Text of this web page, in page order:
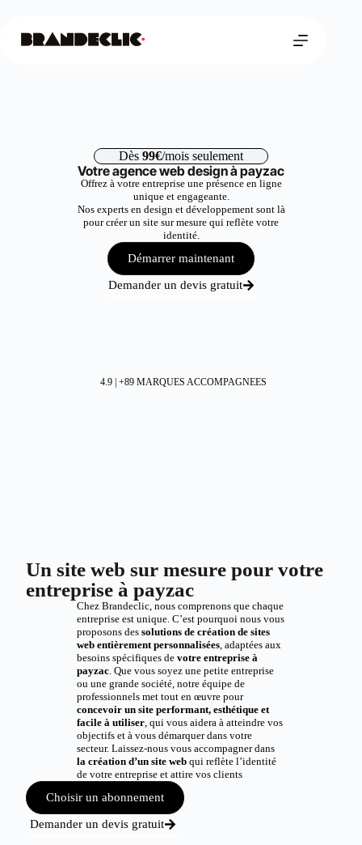
Dès 99€/mois seulement
Votre agence web design à payzac
Offrez à votre entreprise une présence en ligne
unique et engageante.
Nos experts en design et développement sont là
pour créer un site sur mesure qui reflète votre
identité.
Démarrer maintenant
Demander un devis gratuit
4.9 | +89 MARQUES ACCOMPAGNEES
Un site web sur mesure pour votre
entreprise à payzac
Chez Brandeclic, nous comprenons que chaque
entreprise est unique. C’est pourquoi nous vous
proposons des solutions de création de sites
web entièrement personnalisées, adaptées aux
besoins spécifiques de votre entreprise à
payzac. Que vous soyez une petite entreprise
ou une grande société, notre équipe de
professionnels met tout en œuvre pour
concevoir un site performant, esthétique et
facile à utiliser, qui vous aidera à atteindre vos
objectifs et à vous démarquer dans votre
secteur. Laissez-nous vous accompagner dans
la création d’un site webqui reflète l’identité
de votre entreprise et attire vos clients
Choisir un abonnement
Demander un devis gratuit